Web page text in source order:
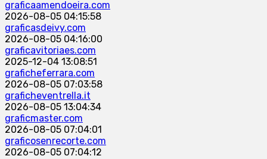
graficaamendoeira.com
2026-08-05 04:15:58
graficasdeivy.com
2026-08-05 04:16:00
graficavitoriaes.com
2025-12-04 13:08:51
graficheferrara.com
2026-08-05 07:03:58
graficheventrella.it
2026-08-05 13:04:34
graficmaster.com
2026-08-05 07:04:01
graficosenrecorte.com
2026-08-05 07:04:12